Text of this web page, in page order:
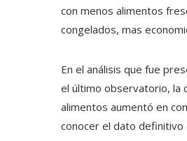
con menos alimentos
congelados, mas
En el análisis que fue
el último observatorio, la
alimentos aumentó en
conocer el dato definitivo